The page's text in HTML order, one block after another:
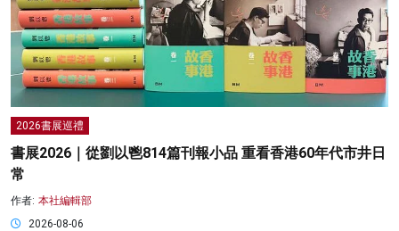
2026書展巡禮
書展2026｜從劉以鬯814篇刊報小品 重看香港60年代市井日
常
作者: 本社編輯部
2026-08-06